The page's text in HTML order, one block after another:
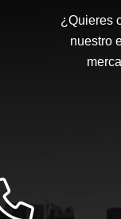
¿Quieres
nuestro